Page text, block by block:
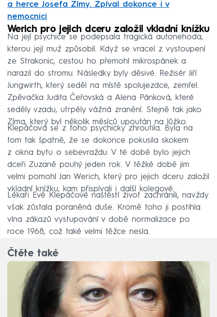
a herce Josefa Zímy. Zpíval dokonce i v
nemocnici
Werich pro jejich dceru založil vkladní knížku
Na její psychice se podepsala tragická autonehoda,
kterou její muž způsobil. Když se vracel z vystoupení
ze Strakonic, cestou ho přemohl mikrospánek a
narazil do stromu. Následky byly děsivé. Režisér Jiří
Jungwirth, který seděl na místě spolujezdce, zemřel.
Zpěvačka Judita Čeřovská a Alena Pánková, které
seděly vzadu, utrpěly vážná zranění. Stejně tak jako
Zíma, který byl několik měsíců upoután na lůžko.
Klepáčová se z toho psychicky zhroutila. Byla na
tom tak špatně, že se dokonce pokusila skokem
z okna bytu o sebevraždu. V té době bylo jejich
dceři Zuzaně pouhý jeden rok. V těžké době jim
velmi pomohl Jan Werich, který pro jejich dceru založil
vkladní knížku, kam přispívali i další kolegové.
Lékaři Evě Klepáčové naštěstí život zachránili, navždy
však zůstala poraněná duše. Kromě toho ji postihla
vlna zákazů vystupování v době normalizace po
roce 1968, což také velmi těžce nesla.
Čtěte také